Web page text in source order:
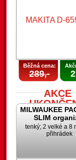
AKCE
Běžná cena:
289,-
MILWAUKEE
SLIM
tenký; 2 velké a 8
přihrádek